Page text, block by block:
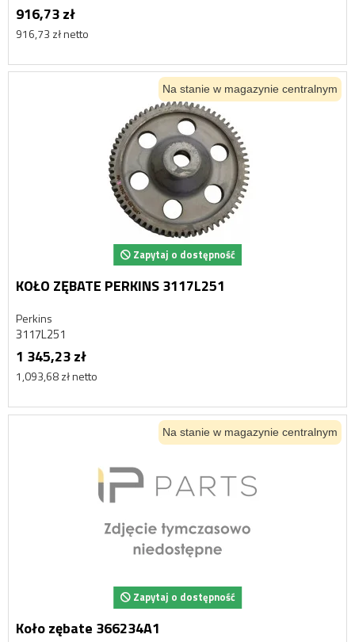
916,73 zł
916,73 zł netto
Na stanie w magazynie centralnym
Zapytaj o dostępność
KOŁO ZĘBATE PERKINS 3117L251
Perkins
3117L251
1 345,23 zł
1,093,68 zł netto
Na stanie w magazynie centralnym
Zapytaj o dostępność
Koło zębate 366234A1